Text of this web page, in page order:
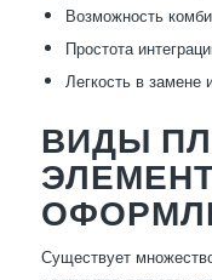
Возможность
Простота
Легкость в замене
ВИДЫ
Существует